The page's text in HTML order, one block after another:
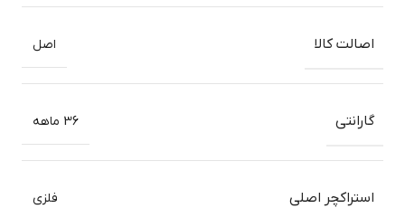
اصالت کالا اصل
گارانتی 36 ماهه
استراکچر اصلی فلزی